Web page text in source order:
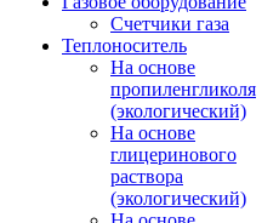
Счетчики газа
Теплоноситель
На основе
пропиленгликоля
(экологический)
На основе
глицеринового
раствора
(экологический)